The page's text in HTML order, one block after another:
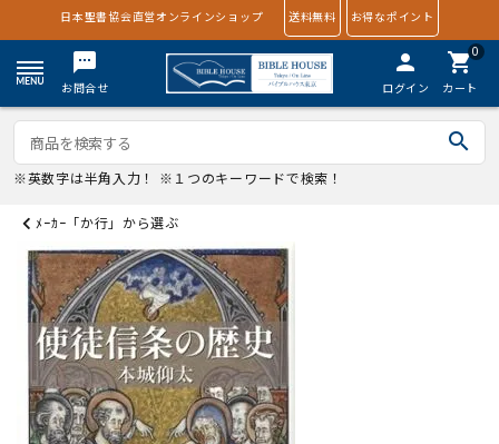
日本聖書協会直営オンラインショップ 送料無料 お得なポイント
textsms
お問合せ
person
ログイン
0
shopping_cart
カート
search
※英数字は半角入力！ ※１つのキーワードで検索！
ﾒｰｶｰ「か行」から選ぶ